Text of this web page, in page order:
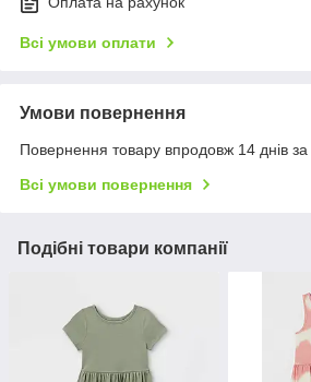
Всі умови оплати
Умови повернення
Повернення товару впродовж 14 днів
Всі умови повернення
Подібні товари компанії